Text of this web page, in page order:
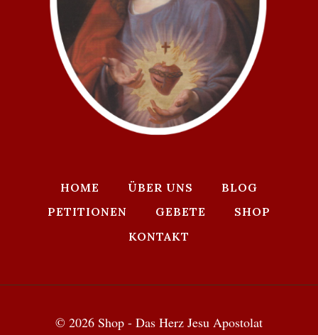
HOME ÜBER UNS
BLOG
PETITIONEN
GEBETE
SHOP
KONTAKT
© 2026 Shop - Das Herz Jesu Apostolat